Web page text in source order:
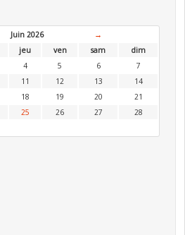
Juin 2026
→
jeu ven sam
dim
4 5 6
7
11 12 13
14
18 19 20
21
25 26 27
28